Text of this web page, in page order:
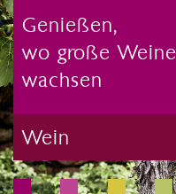
Genießen,
wo große Weine
wachsen
Wein